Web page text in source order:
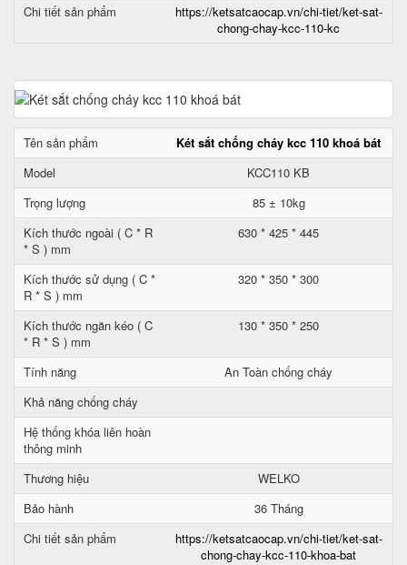
Chi tiết sản phẩm
https://ketsatcaocap.vn/chi-tiet/ket-sat-
chong-chay-kcc-110-kc
Tên sản phẩm
Két sắt chống cháy kcc 110 khoá bát
Model
KCC110 KB
Trọng lượng
85 ± 10kg
Kích thước ngoài ( C * R
* S ) mm
630 * 425 * 445
Kích thước sử dụng ( C *
R * S ) mm
320 * 350 * 300
Kích thước ngăn kéo ( C
* R * S ) mm
130 * 350 * 250
Tính năng
An Toàn chống cháy
Khả năng chống cháy
Hệ thống khóa liên hoàn
thông minh
Thương hiệu
WELKO
Bảo hành
36 Tháng
Chi tiết sản phẩm
https://ketsatcaocap.vn/chi-tiet/ket-sat-
chong-chay-kcc-110-khoa-bat